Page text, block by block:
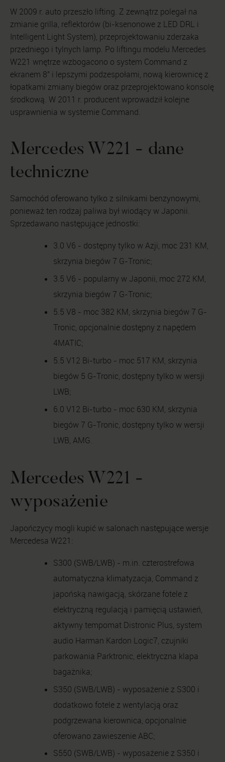
W 2009 r. auto przeszło lifting. Z zewnątrz polegał na
zmianie grilla, reflektorów (bi-ksenonowe z LED DRL i
Intelligent Light System), przeprojektowaniu zderzaka
przedniego i tylnych lamp. Po liftingu modelu Mercedes
W221 wnętrze wzbogacono o system Command z
ekranem 8" i lepszymi podzespołami, nową kierownicę z
łopatkami zmiany biegów oraz przeprojektowano konsolę
środkową. W 2011 r. producent wprowadził kolejne
usprawnienia w systemie Command.
Mercedes W221 - dane
techniczne
Samochód oferowano tylko z silnikami benzynowymi,
ponieważ ten rodzaj paliwa był wiodący w Japonii.
Sprzedawano następujące jednostki:
3.0 V6 - dostępny tylko w Azji, moc 231 KM,
skrzynia biegów 7 G-Tronic;
3.5 V6 - popularny w Japonii, moc 272 KM,
skrzynia biegów 7 G-Tronic;
5.5 V8 - moc 382 KM, skrzynia biegów 7 G-
Tronic, opcjonalnie dostępny z napędem
4MATIC;
5.5 V12 Bi-turbo - moc 517 KM, skrzynia
biegów 5 G-Tronic, dostępny tylko w wersji
LWB;
6.0 V12 Bi-turbo - moc 630 KM, skrzynia
biegów 7 G-Tronic, dostępny tylko w wersji
LWB, AMG.
Mercedes W221 -
wyposażenie
Japończycy mogli kupić w salonach następujące wersje
Mercedesa W221:
S300 (SWB/LWB) - m.in. czterostrefowa
automatyczna klimatyzacja, Command z
japońską nawigacją, skórzane fotele z
elektryczną regulacją i pamięcią ustawień,
aktywny tempomat Distronic Plus, system
audio Harman Kardon Logic7, czujniki
parkowania Parktronic, elektryczna klapa
bagażnika;
S350 (SWB/LWB) - wyposażenie z S300 i
dodatkowo fotele z wentylacją oraz
podgrzewana kierownica, opcjonalnie
oferowano zawieszenie ABC;
S550 (SWB/LWB) - wyposażenie z S350 i